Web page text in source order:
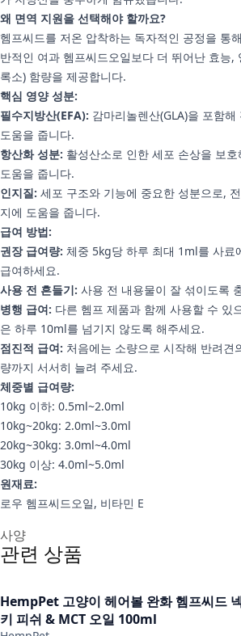
왜 면역 지원을 선택해야 할까요?
헴프씨드를 저온 압착하는 독자적인 공정을 통
반적인 여과 헴프씨드오일보다 더 뛰어난 효능,
록소) 함량을 제공합니다.
핵심 영양 성분:
필수지방산(EFA): 감마리놀렌산(GLA)을 포함
도움을 줍니다.
항산화 성분: 활성산소로 인한 세포 손상을 보
도움을 줍니다.
인지질: 세포 구조와 기능에 중요한 성분으로,
지에 도움을 줍니다.
급여 방법:
권장 급여량: 체중 5kg당 하루 최대 1ml를 사료
급여하세요.
사용 전 흔들기: 사용 전 내용물이 잘 섞이도록
병행 급여: 다른 헴프 제품과 함께 사용할 수 있
은 하루 10ml를 넘기지 않도록 해주세요.
점진적 급여: 처음에는 소량으로 시작해 반려견
량까지 서서히 늘려 주세요.
체중별 급여량:
10kg 이하: 0.5ml~2.0ml
10kg~20kg: 2.0ml~3.0ml
20kg~30kg: 3.0ml~4.0ml
30kg 이상: 4.0ml~5.0ml
원재료:
로우 헴프씨드오일, 비타민 E
사양
관련 상품
HempPet 고양이 헤어볼 완화 헴프씨드
키 피쉬 & MCT 오일 100ml